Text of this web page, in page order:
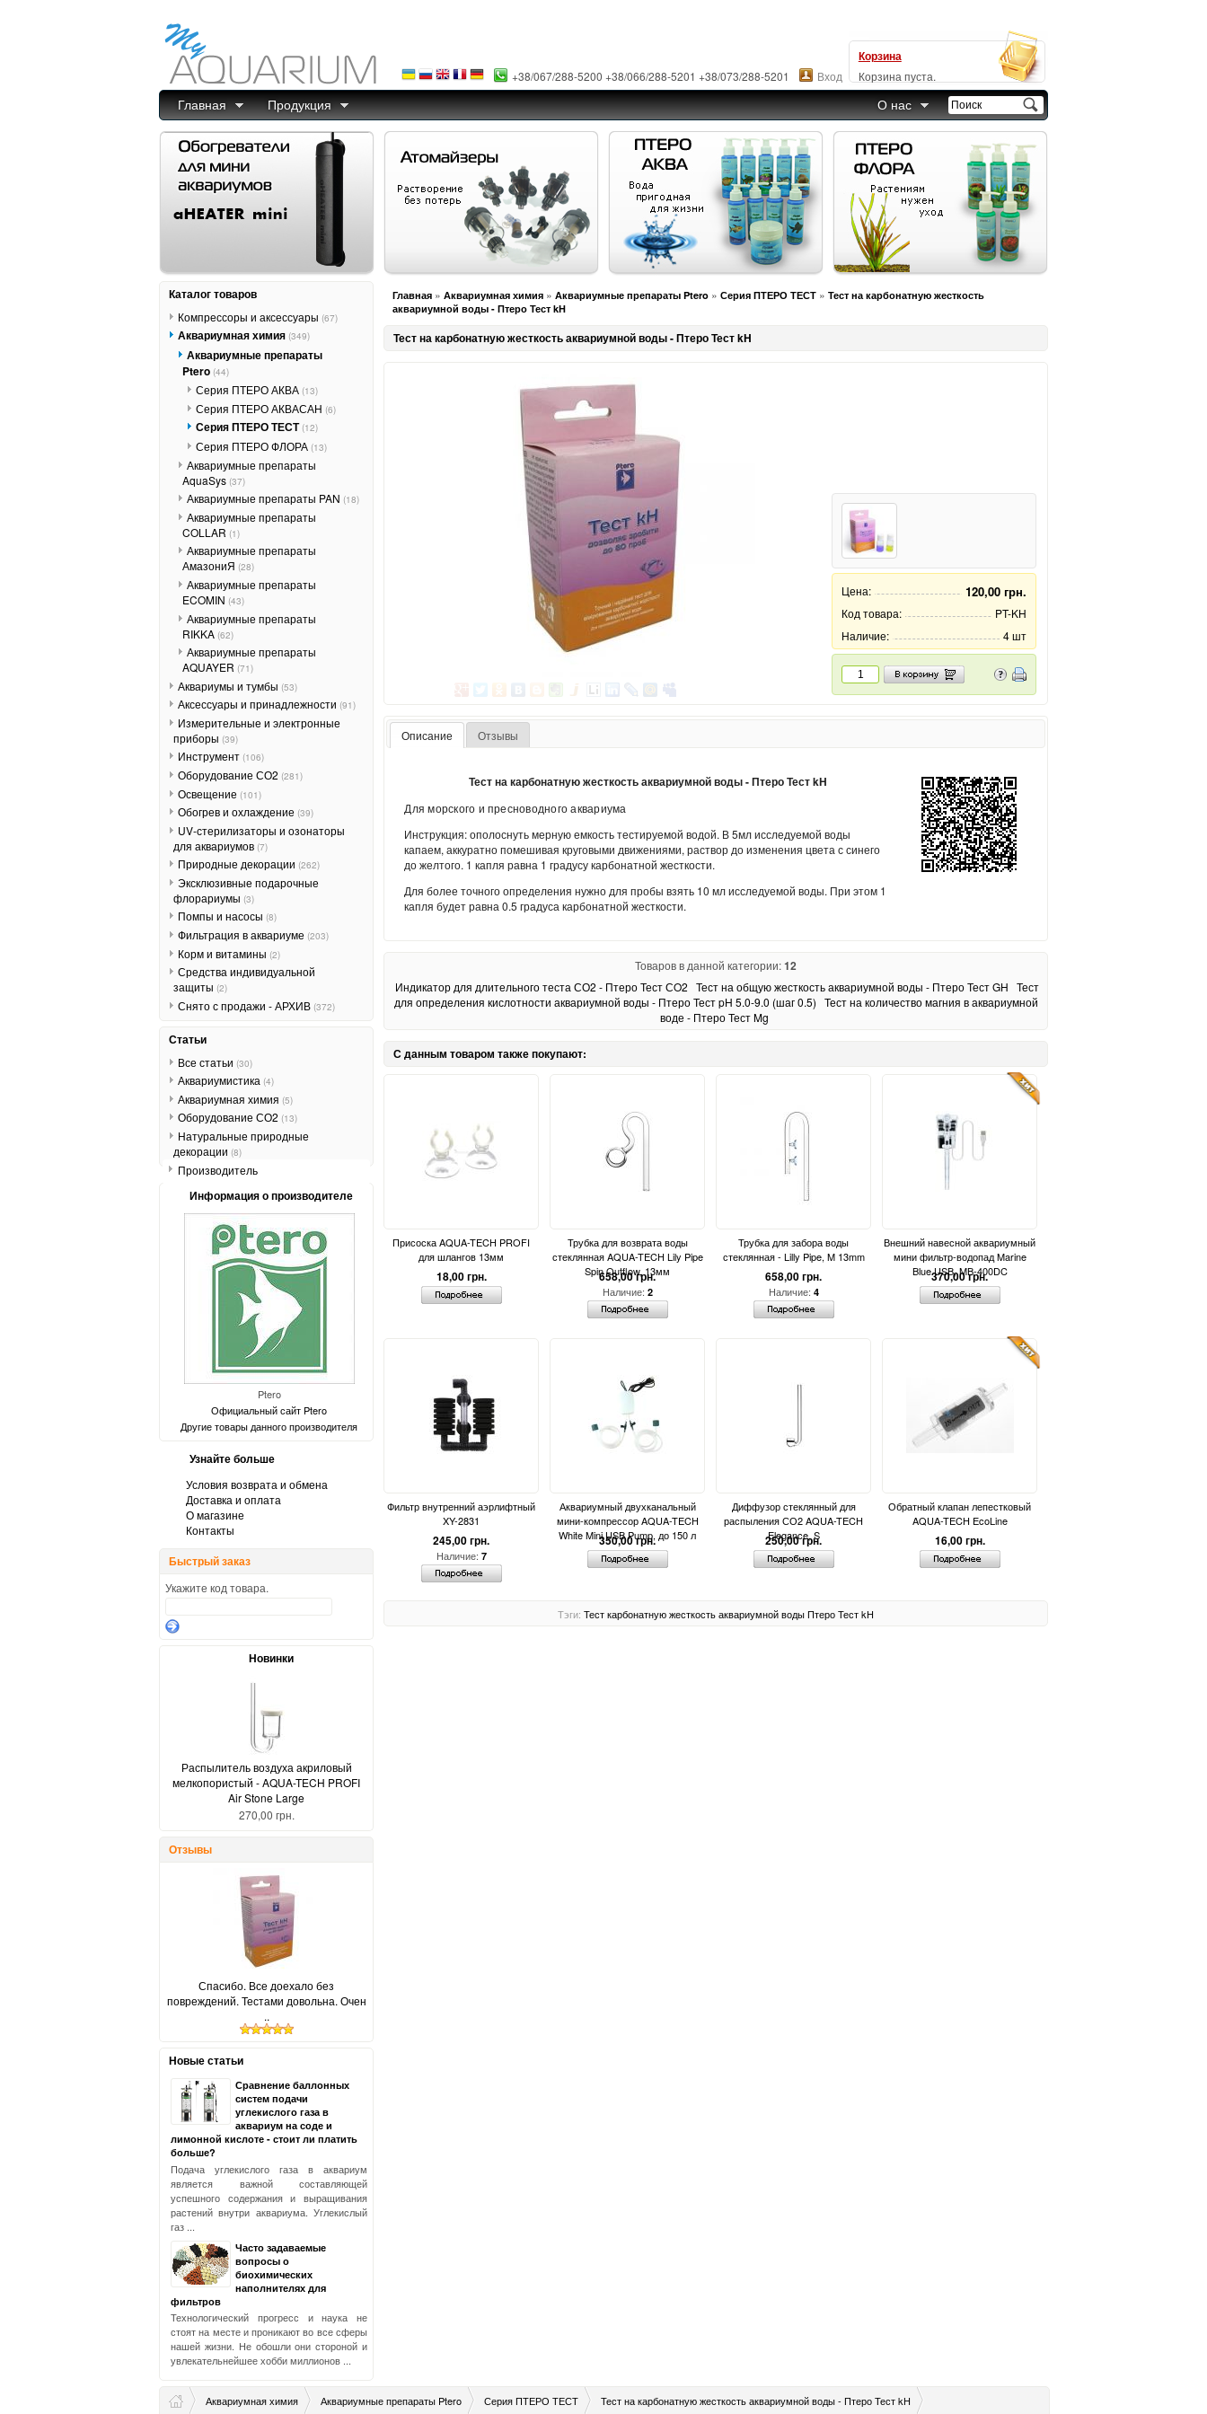
Корзина
Корзина пуста.
+38/067/288-5200 +38/066/288-5201 +38/073/288-5201 Вход
Главная Продукция О нас
Главная » Аквариумная химия » Аквариумные препараты Ptero » Серия ПТЕРО ТЕСТ » Тест на карбонатную жесткость
аквариумной воды - Птеро Тест kH
Тест на карбонатную жесткость аквариумной воды - Птеро Тест kH
Цена: 120,00 грн.
Код товара:
PT-KH
Наличие:
4 шт
Описание Отзывы
Тест на карбонатную жесткость аквариумной воды - Птеро Тест kH
Для морского и пресноводного аквариума
Инструкция: ополоснуть мерную емкость тестируемой водой. В 5мл исследуемой воды
капаем, аккуратно помешивая круговыми движениями, раствор до изменения цвета с синего
до желтого. 1 капля равна 1 градусу карбонатной жесткости.
Для более точного определения нужно для пробы взять 10 мл исследуемой воды. При этом 1
капля будет равна 0.5 градуса карбонатной жесткости.
Товаров в данной категории:12
Индикатор для длительного теста СО2 - Птеро Тест СO2 Тест на общую жесткость аквариумной воды - Птеро Тест GH Тест
для определения кислотности аквариумной воды - Птеро Тест pH 5.0-9.0 (шаг 0.5) Тест на количество магния в аквариумной
воде - Птеро Тест Mg
С данным товаром также покупают:
Присоска AQUA-TECH PROFI
для шлангов 13мм
18,00 грн.
Трубка для возврата воды
стеклянная AQUA-TECH Lily Pipe
Spin Outflow, 13мм
658,00 грн.
Наличие: 2
Трубка для забора воды
стеклянная - Lilly Pipe, M 13mm
658,00 грн.
Наличие: 4
Внешний навесной аквариумный
мини фильтр-водопад Marine
Blue USB, MB-400DC
370,00 грн.
Фильтр внутренний аэрлифтный
XY-2831
245,00 грн.
Наличие: 7
Аквариумный двухканальный
мини-компрессор AQUA-TECH
White Mini USB Pump, до 150 л
350,00 грн.
Диффузор стеклянный для
распыления СО2 AQUA-TECH
Elegance, S
250,00 грн.
Обратный клапан лепестковый
AQUA-TECH EcoLine
16,00 грн.
Тэги: ТесткарбонатнуюжесткостьаквариумнойводыПтероТестkH
Каталог товаров
Компрессоры и аксессуары (67)
Аквариумная химия (349)
Аквариумные препараты
Ptero (44)
Серия ПТЕРО АКВА (13)
Серия ПТЕРО АКВАСАН (6)
Серия ПТЕРО ТЕСТ (12)
Серия ПТЕРО ФЛОРА (13)
Аквариумные препараты
AquaSys (37)
Аквариумные препараты PAN (18)
Аквариумные препараты
COLLAR (1)
Аквариумные препараты
АмазониЯ (28)
Аквариумные препараты
ECOMIN (43)
Аквариумные препараты
RIKKA (62)
Аквариумные препараты
AQUAYER (71)
Аквариумы и тумбы (53)
Аксессуары и принадлежности (91)
Измерительные и электронные
приборы (39)
Инструмент (106)
Оборудование СО2 (281)
Освещение (101)
Обогрев и охлаждение (39)
UV-стерилизаторы и озонаторы
для аквариумов (7)
Природные декорации (262)
Эксклюзивные подарочные
флорариумы (3)
Помпы и насосы (8)
Фильтрация в аквариуме (203)
Корм и витамины (2)
Средства индивидуальной
защиты (2)
Снято с продажи - АРХИВ (372)
Статьи
Все статьи (30)
Аквариумистика (4)
Аквариумная химия (5)
Оборудование СО2 (13)
Натуральные природные
декорации (8)
Производитель
Информация о производителе
Ptero
Официальный сайт Ptero
Другие товары данного производителя
Узнайте больше
Условия возврата и обмена
Доставка и оплата
О магазине
Контакты
Быстрый заказ
Укажите код товара.
Новинки
Распылитель воздуха акриловый
мелкопористый - AQUA-TECH PROFI
Air Stone Large
270,00 грн.
Отзывы
Спасибо. Все доехало без
повреждений. Тестами довольна. Очен
..
Новые статьи
Сравнение баллонных
систем подачи
углекислого газа в
аквариум на соде и
лимонной кислоте - стоит ли платить
больше?
Подача углекислого газа в аквариум
является важной составляющей
успешного содержания и выращивания
растений внутри аквариума. Углекислый
газ ...
Часто задаваемые
вопросы о
биохимических
наполнителях для
фильтров
Технологический прогресс и наука не
стоят на месте и проникают во все сферы
нашей жизни. Не обошли они стороной и
увлекательнейшее хобби миллионов ...
Аквариумная химия Аквариумные препараты Ptero Серия ПТЕРО ТЕСТ Тест на карбонатную жесткость аквариумной воды - Птеро Тест kH